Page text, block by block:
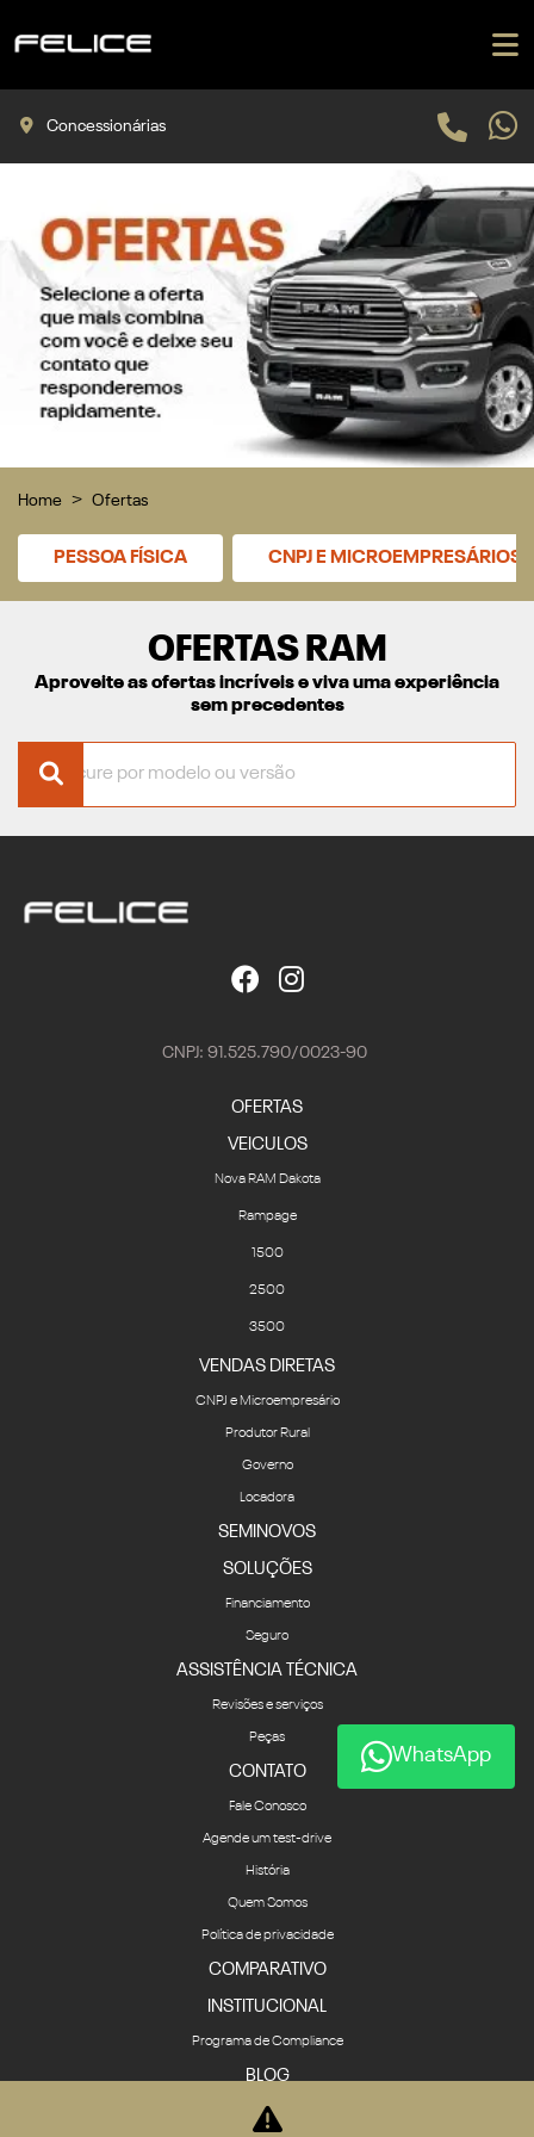
Concessionárias
Home Ofertas
PESSOA FÍSICA CNPJ E MICROEMPRESÁRIOS
OFERTAS RAM
Aproveite as ofertas incríveis e viva uma experiência
sem precedentes
CNPJ: 91.525.790/0023-90
OFERTAS
VEICULOS
Nova RAM Dakota
Rampage
1500
2500
3500
VENDAS DIRETAS
CNPJ e Microempresário
Produtor Rural
Governo
Locadora
SEMINOVOS
SOLUÇÕES
Financiamento
Seguro
ASSISTÊNCIA TÉCNICA
Revisões e serviços
Peças
CONTATO
Fale Conosco
Agende um test-drive
História
Quem Somos
Política de privacidade
COMPARATIVO
INSTITUCIONAL
Programa de Compliance
BLOG
WhatsApp